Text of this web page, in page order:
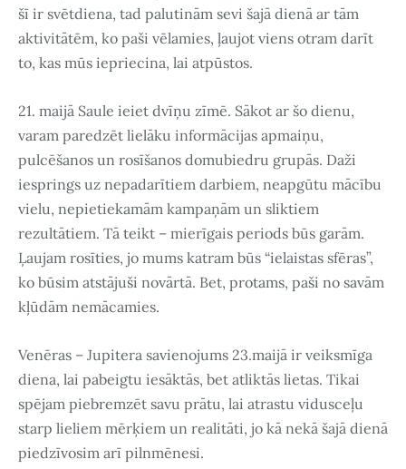
šī ir svētdiena, tad palutinām sevi šajā dienā ar tām
aktivitātēm, ko paši vēlamies, ļaujot viens otram darīt
to, kas mūs iepriecina, lai atpūstos.
21. maijā Saule ieiet dvīņu zīmē. Sākot ar šo dienu,
varam paredzēt lielāku informācijas apmaiņu,
pulcēšanos un rosīšanos domubiedru grupās. Daži
iesprings uz nepadarītiem darbiem, neapgūtu mācību
vielu, nepietiekamām kampaņām un sliktiem
rezultātiem. Tā teikt – mierīgais periods būs garām.
Ļaujam rosīties, jo mums katram būs “ielaistas sfēras”,
ko būsim atstājuši novārtā. Bet, protams, paši no savām
kļūdām nemācamies.
Venēras – Jupitera savienojums 23.maijā ir veiksmīga
diena, lai pabeigtu iesāktās, bet atliktās lietas. Tikai
spējam piebremzēt savu prātu, lai atrastu vidusceļu
starp lieliem mērķiem un realitāti, jo kā nekā šajā dienā
piedzīvosim arī pilnmēnesi.